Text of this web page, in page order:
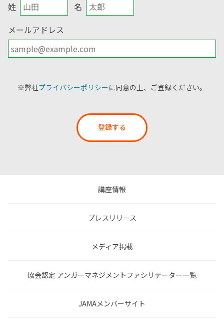
姓
名
メールアドレス
※弊社プライバシーポリシーに同意の上、ご登録ください。
登録する
講座情報
プレスリリース
メディア掲載
協会認定 アンガーマネジメントファシリテーター一覧
JAMAメンバーサイト